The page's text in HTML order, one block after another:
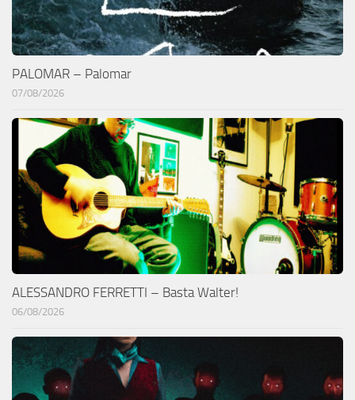
PALOMAR – Palomar
07/08/2026
ALESSANDRO FERRETTI – Basta Walter!
06/08/2026